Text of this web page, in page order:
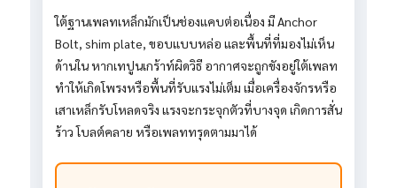
ใต้ฐานเพลทเหล็กมักเป็นช่องแคบต่อเนื่อง มี Anchor
Bolt, shim plate, ขอบแบบหล่อ และพื้นที่ที่มองไม่เห็น
ด้านใน หากเทปูนเกร้าท์ผิดวิธี อากาศจะถูกขังอยู่ใต้เพลท
ทำให้เกิดโพรงหรือพื้นที่รับแรงไม่เต็ม เมื่อเครื่องจักรหรือ
เสาเหล็กรับโหลดจริง แรงจะกระจุกตัวที่บางจุด เกิดการสั่น
ร้าว โบลต์คลาย หรือเพลททรุดตามมาได้